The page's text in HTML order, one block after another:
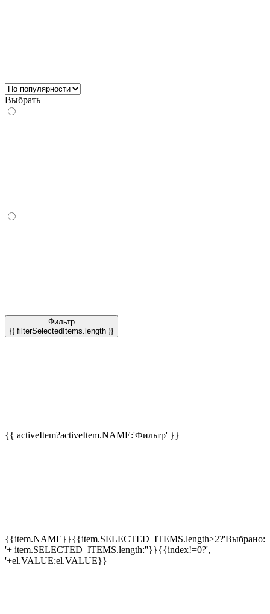
Выбрать
Фильтр
{{ filterSelectedItems.length }}
{{ activeItem?activeItem.NAME:'Фильтр' }}
{{item.NAME}}{{item.SELECTED_ITEMS.length>2?'Выбрано:
'+ item.SELECTED_ITEMS.length:''}}{{index!=0?',
'+el.VALUE:el.VALUE}}